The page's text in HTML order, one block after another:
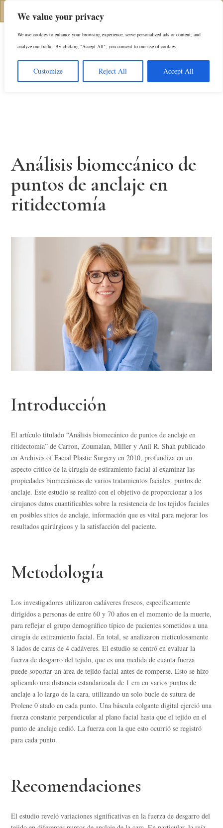
We value your privacy
We use cookies to enhance your browsing experience, serve personalized ads or content, and
analyze our traffic. By clicking "Accept All", you consent to our use of cookies.
Customize Reject All Accept All
(646) 798-4905
Análisis biomecánico de
puntos de anclaje en
ritidectomía
Introducción
El artículo titulado “Análisis biomecánico de puntos de anclaje en
ritidectomía” de Carron, Zoumalan, Miller y Anil R. Shah publicado
en Archives of Facial Plastic Surgery en 2010, profundiza en un
aspecto crítico de la cirugía de estiramiento facial al examinar las
propiedades biomecánicas de varios tratamientos faciales. puntos de
anclaje. Este estudio se realizó con el objetivo de proporcionar a los
cirujanos datos cuantificables sobre la resistencia de los tejidos faciales
en posibles sitios de anclaje, información que es vital para mejorar los
resultados quirúrgicos y la satisfacción del paciente.
Metodología
Los investigadores utilizaron cadáveres frescos, específicamente
dirigidos a personas de entre 60 y 70 años en el momento de la muerte,
para reflejar el grupo demográfico típico de pacientes sometidos a una
cirugía de estiramiento facial. En total, se analizaron meticulosamente
8 lados de caras de 4 cadáveres. El estudio se centró en evaluar la
fuerza de desgarro del tejido, que es una medida de cuánta fuerza
puede soportar un área de tejido facial antes de romperse. Esto se hizo
aplicando una distancia estandarizada de 1 cm en varios puntos de
anclaje a lo largo de la cara, utilizando un solo bucle de sutura de
Prolene 0 atado en cada punto. Una báscula colgante digital ejerció una
fuerza constante perpendicular al plano facial hasta que el tejido en el
punto de anclaje cedió. La fuerza con la que esto ocurrió se registró
para cada punto.
Recomendaciones
El estudio reveló variaciones significativas en la fuerza de desgarro del